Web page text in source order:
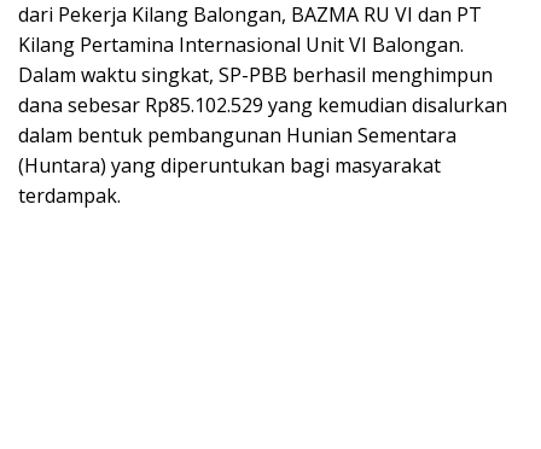
dari Pekerja Kilang Balongan, BAZMA RU VI dan PT
Kilang Pertamina Internasional Unit VI Balongan.
Dalam waktu singkat, SP-PBB berhasil menghimpun
dana sebesar Rp85.102.529 yang kemudian disalurkan
dalam bentuk pembangunan Hunian Sementara
(Huntara) yang diperuntukan bagi masyarakat
terdampak.